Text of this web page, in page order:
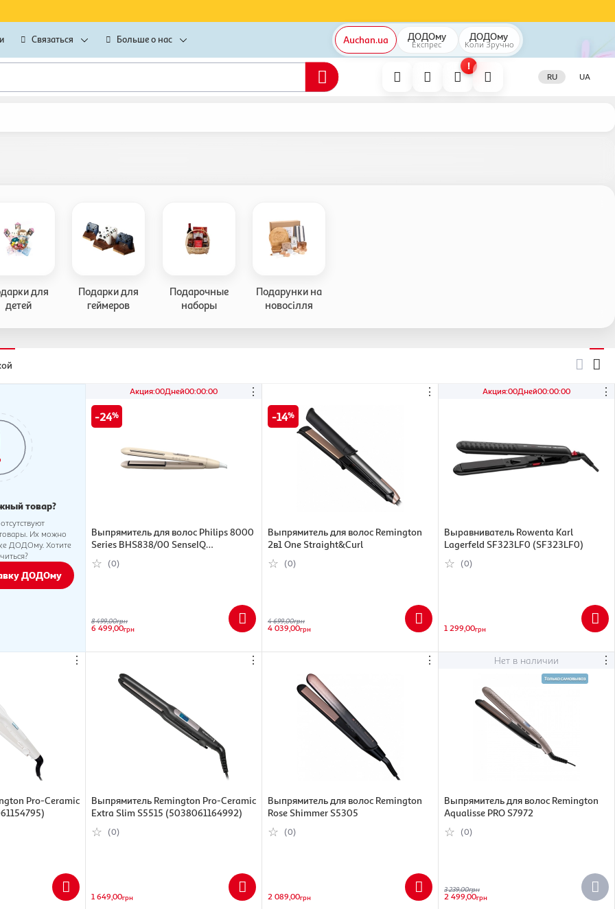
Связаться Больше о нас Auchan.ua ДОДОму
Експрес
ДОДОму
Коли Зручно
!
RU UA
для
детей
Подарки для
геймеров
Подарочные
наборы
Подарунки на
новосілля
товар?
Их можно
ДОДОму. Хотите
ДОДОму
Акция:00Дней00:00:00
⋮
24
Выпрямитель для волос Philips 8000
Series BHS838/00 SenseIQ
(8720689002134)
(0)
8 499,00грн
6 499,00грн
⋮
14
Выпрямитель для волос Remington
2в1 One Straight&Curl
(0)
4 699,00грн
4 039,00грн
Акция:00Дней00:00:00 ⋮
Выравниватель Rowenta Karl
Lagerfeld SF323LF0 (SF323LF0)
(0)
1 299,00грн
⋮
Pro-Ceramic
⋮
Выпрямитель Remington Pro-Ceramic
Extra Slim S5515 (5038061164992)
(0)
1 649,00грн
⋮
Выпрямитель для волос Remington
Rose Shimmer S5305
(0)
2 089,00грн
Нет в наличии ⋮
Выпрямитель для волос Remington
Aqualisse PRO S7972
(0)
3 239,00грн
2 499,00грн